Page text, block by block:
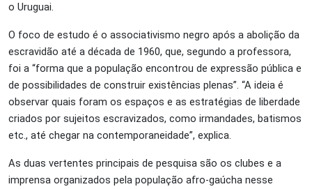
o Uruguai.
O foco de estudo é o associativismo negro após a abolição da
escravidão até a década de 1960, que, segundo a professora,
foi a “forma que a população encontrou de expressão pública e
de possibilidades de construir existências plenas”. “A ideia é
observar quais foram os espaços e as estratégias de liberdade
criados por sujeitos escravizados, como irmandades, batismos
etc., até chegar na contemporaneidade”, explica.
As duas vertentes principais de pesquisa são os clubes e a
imprensa organizados pela população afro-gaúcha nesse